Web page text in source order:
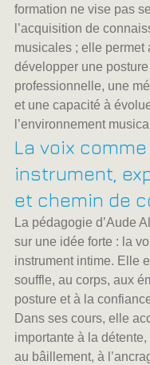
formation ne vise pas
l’acquisition de
musicales ; elle permet
développer une posture
professionnelle, une
et une capacité à
l’environnement
La voix comme
instrument,
et chemin de
La pédagogie d’Aude
sur une idée forte : la
instrument intime. Elle
souffle, au corps, aux
posture et à la
Dans ses cours, elle
importante à la
au bâillement, à